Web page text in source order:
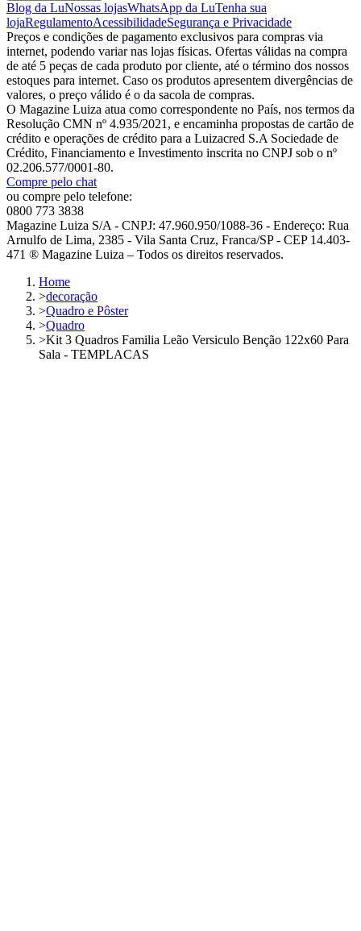
Blog da LuNossas lojasWhatsApp da LuTenha sua
lojaRegulamentoAcessibilidadeSegurança e Privacidade
Preços e condições de pagamento exclusivos para compras via
internet, podendo variar nas lojas físicas. Ofertas válidas na compra
de até 5 peças de cada produto por cliente, até o término dos nossos
estoques para internet. Caso os produtos apresentem divergências de
valores, o preço válido é o da sacola de compras.
O Magazine Luiza atua como correspondente no País, nos termos da
Resolução CMN nº 4.935/2021, e encaminha propostas de cartão de
crédito e operações de crédito para a Luizacred S.A Sociedade de
Crédito, Financiamento e Investimento inscrita no CNPJ sob o nº
02.206.577/0001-80.
Compre pelo chat
ou compre pelo telefone:
0800 773 3838
Magazine Luiza S/A - CNPJ: 47.960.950/1088-36 - Endereço: Rua
Arnulfo de Lima, 2385 - Vila Santa Cruz, Franca/SP - CEP 14.403-
471 ® Magazine Luiza – Todos os direitos reservados.
Home
>decoração
>Quadro e Pôster
>Quadro
>Kit 3 Quadros Familia Leão Versiculo Benção 122x60 Para
Sala - TEMPLACAS